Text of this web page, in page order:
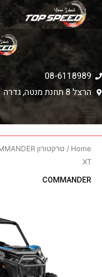
08-6118989
הרצל 8 תחנת מנטה, גדרה
Home
/ טרקטורון Can-Am
XT
COMMANDER